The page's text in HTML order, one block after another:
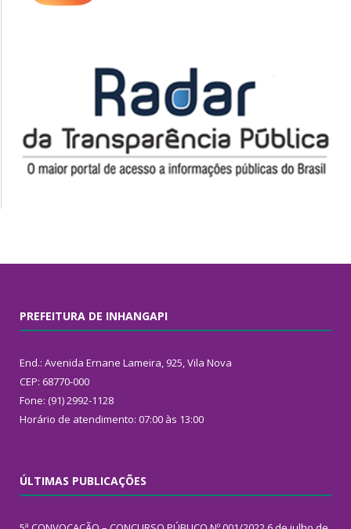
PREFEITURA DE INHANGAPI
End.: Avenida Ernane Lameira, 925, Vila Nova
CEP: 68770-000
Fone: (91) 2992-1128
Horário de atendimento: 07:00 às 13:00
ÚLTIMAS PUBLICAÇÕES